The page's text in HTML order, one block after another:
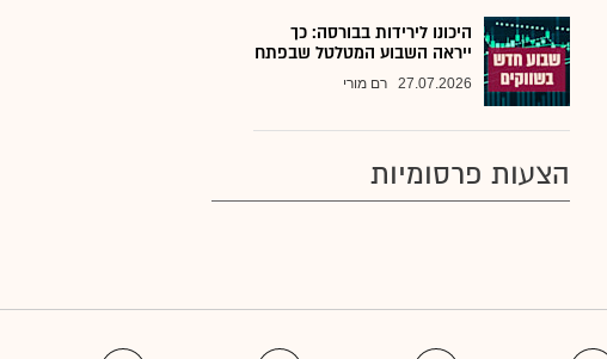
היכונו לירידות בבורסה: כך
ייראה השבוע המטלטל שבפתח
27.07.2026 רם מורי
הצעות פרסומיות